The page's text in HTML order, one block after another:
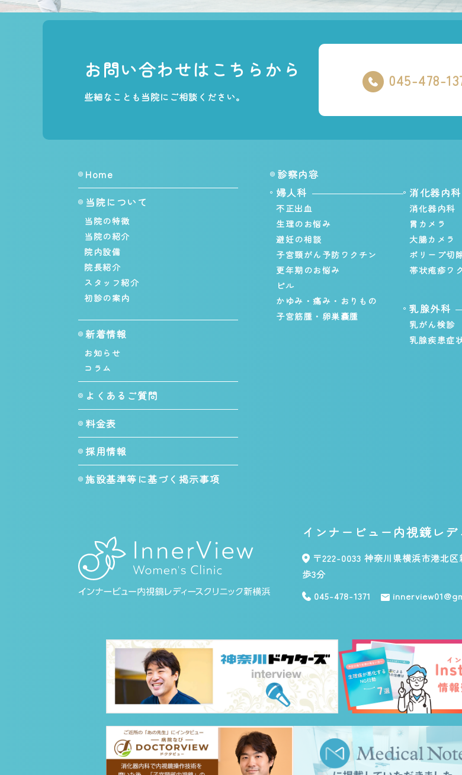
お問い合わせはこちらから
些細なことも当院にご相談ください。
045-478-
Home
当院について
当院の特徴
当院の紹介
院内設備
院長紹介
スタッフ紹介
初診の案内
新着情報
お知らせ
コラム
よくあるご質問
料金表
採用情報
施設基準等に基づく掲示事項
診察内容
婦人科
不正出血
生理のお悩み
避妊の相談
子宮頸がん予防ワクチン
更年期のお悩み
ピル
かゆみ・痛み・おりもの
子宮筋腫・卵巣嚢腫
消化器内科
消化器内科
胃カメラ
大腸カメラ
ポリープ切
帯状疱疹ワ
乳腺外科
乳がん検診
乳腺疾患症
インナービュー内視鏡レ
〒222-0033 神奈川県横浜市港北
歩3分
045-478-1371